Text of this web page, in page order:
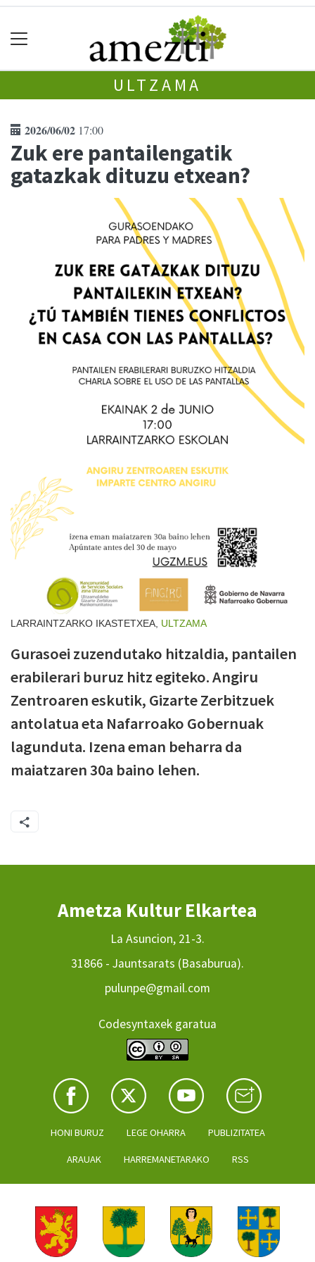
ULTZAMA
2026/06/02 17:00
Zuk ere pantailengatik
gatazkak dituzu etxean?
LARRAINTZARKO IKASTETXEA, ULTZAMA
Gurasoei zuzendutako hitzaldia, pantailen
erabilerari buruz hitz egiteko. Angiru
Zentroaren eskutik, Gizarte Zerbitzuek
antolatua eta Nafarroako Gobernuak
lagunduta. Izena eman beharra da
maiatzaren 30a baino lehen.
Ametza Kultur Elkartea
La Asuncion, 21-3.
31866 - Jauntsarats (Basaburua).
pulunpe@gmail.com
Codesyntaxek garatua
HONI BURUZ LEGE OHARRA PUBLIZITATEA
ARAUAK HARREMANETARAKO RSS